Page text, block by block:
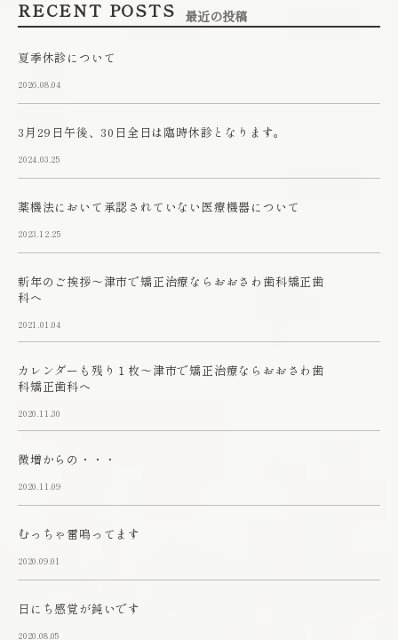
RECENT POSTS 最近の投稿
夏季休診について
2026.08.04
3月29日午後、30日全日は臨時休診となります。
2024.03.25
薬機法において承認されていない医療機器について
2023.12.25
新年のご挨拶～津市で矯正治療ならおおさわ歯科矯正歯
科へ
2021.01.04
カレンダーも残り１枚～津市で矯正治療ならおおさわ歯
科矯正歯科へ
2020.11.30
微増からの・・・
2020.11.09
むっちゃ雷鳴ってます
2020.09.01
日にち感覚が鈍いです
2020.08.05